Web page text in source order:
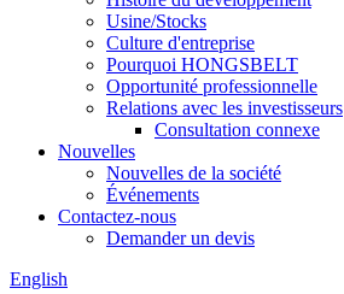
Usine/Stocks
Culture d'entreprise
Pourquoi HONGSBELT
Opportunité professionnelle
Relations avec les investisseurs
Consultation connexe
Nouvelles
Nouvelles de la société
Événements
Contactez-nous
Demander un devis
English